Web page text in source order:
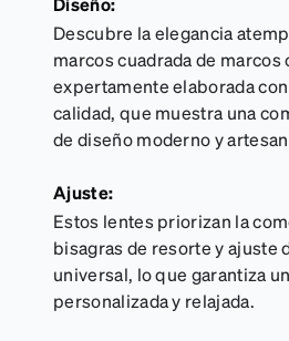
Descubre la elegancia
marcos cuadrada de marcos
expertamente elaborada
calidad, que muestra una
de diseño moderno y
Ajuste:
Estos lentes priorizan la
bisagras de resorte y ajuste
universal, lo que garantiza
personalizada y relajada.